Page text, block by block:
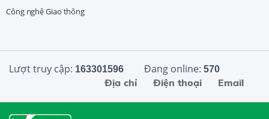
Công nghệ Giao thông
Lượt truy cập: 163301596 Đang online: 570
Email
Điện thoại
Địa chỉ